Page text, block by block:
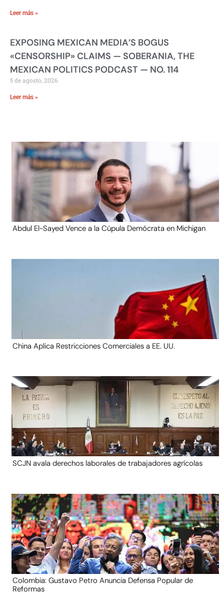
Leer más »
EXPOSING MEXICAN MEDIA’S BOGUS
«CENSORSHIP» CLAIMS — SOBERANIA, THE
MEXICAN POLITICS PODCAST — NO. 114
5 de agosto, 2026
Leer más »
Abdul El-Sayed Vence a la Cúpula Demócrata en Michigan
China Aplica Restricciones Comerciales a EE. UU.
SCJN avala derechos laborales de trabajadores agrícolas
Colombia: Gustavo Petro Anuncia Defensa Popular de
Reformas